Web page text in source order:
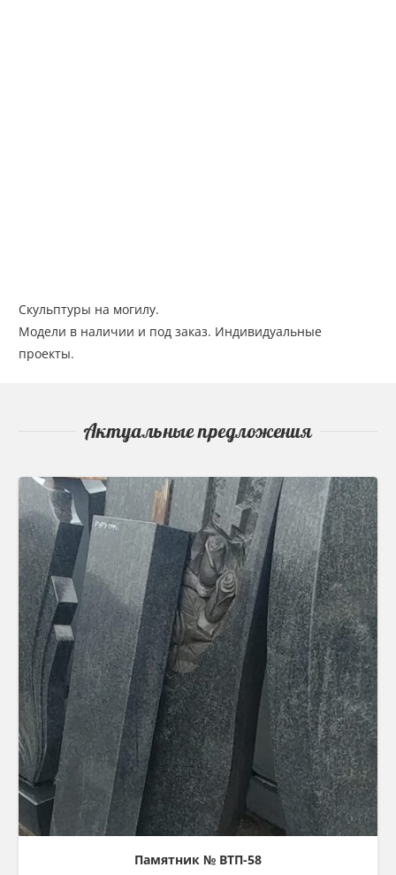
Скульптуры на могилу.
Модели в наличии и под заказ. Индивидуальные
проекты.
Актуальные предложения
Памятник № ВТП-58